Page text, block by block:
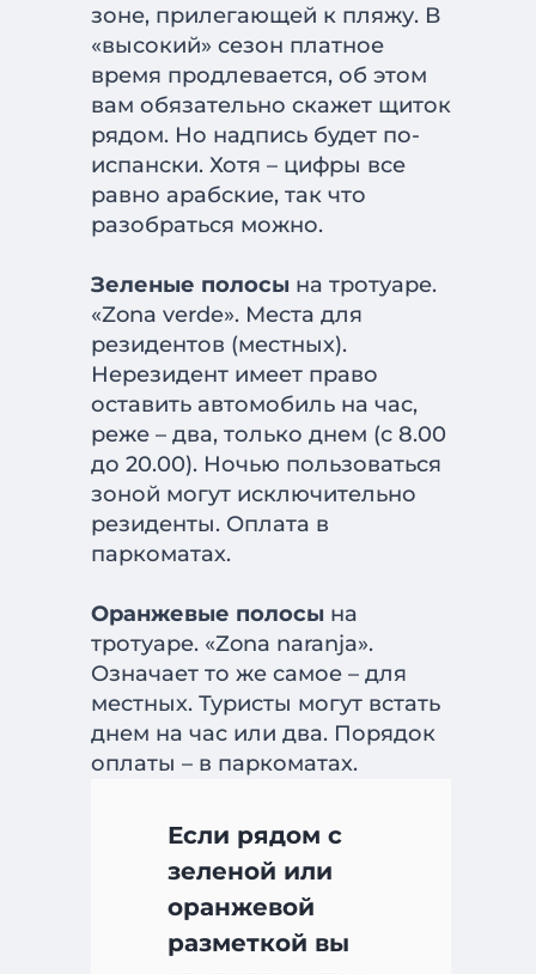
зоне, прилегающей к пляжу. В
«высокий» сезон платное
время продлевается, об этом
вам обязательно скажет щиток
рядом. Но надпись будет по-
испански. Хотя – цифры все
равно арабские, так что
разобраться можно.
Зеленые полосы на тротуаре.
«Zona verde». Места для
резидентов (местных).
Нерезидент имеет право
оставить автомобиль на час,
реже – два, только днем (с 8.00
до 20.00). Ночью пользоваться
зоной могут исключительно
резиденты. Оплата в
паркоматах.
Оранжевые полосы на
тротуаре. «Zona naranja».
Означает то же самое – для
местных. Туристы могут встать
днем на час или два. Порядок
оплаты – в паркоматах.
Если рядом с
зеленой или
оранжевой
разметкой вы